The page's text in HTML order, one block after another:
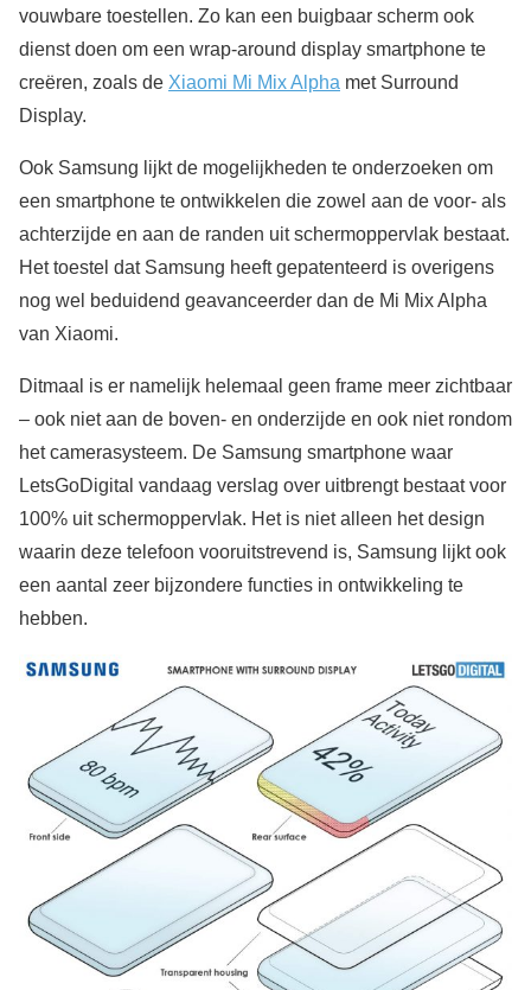
vouwbare toestellen. Zo kan een buigbaar scherm ook
dienst doen om een wrap-around display smartphone te
creëren, zoals de Xiaomi Mi Mix Alpha met Surround
Display.
Ook Samsung lijkt de mogelijkheden te onderzoeken om
een smartphone te ontwikkelen die zowel aan de voor- als
achterzijde en aan de randen uit schermoppervlak bestaat.
Het toestel dat Samsung heeft gepatenteerd is overigens
nog wel beduidend geavanceerder dan de Mi Mix Alpha
van Xiaomi.
Ditmaal is er namelijk helemaal geen frame meer zichtbaar
– ook niet aan de boven- en onderzijde en ook niet rondom
het camerasysteem. De Samsung smartphone waar
LetsGoDigital vandaag verslag over uitbrengt bestaat voor
100% uit schermoppervlak. Het is niet alleen het design
waarin deze telefoon vooruitstrevend is, Samsung lijkt ook
een aantal zeer bijzondere functies in ontwikkeling te
hebben.